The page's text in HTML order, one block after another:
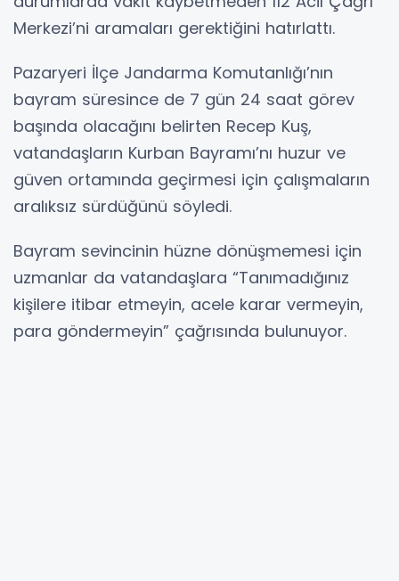
Merkezi’ni aramaları gerektiğini hatırlattı.
Pazaryeri İlçe Jandarma Komutanlığı’nın
bayram süresince de 7 gün 24 saat görev
başında olacağını belirten Recep Kuş,
vatandaşların Kurban Bayramı’nı huzur ve
güven ortamında geçirmesi için çalışmaların
aralıksız sürdüğünü söyledi.
Bayram sevincinin hüzne dönüşmemesi için
uzmanlar da vatandaşlara “Tanımadığınız
kişilere itibar etmeyin, acele karar vermeyin,
para göndermeyin” çağrısında bulunuyor.